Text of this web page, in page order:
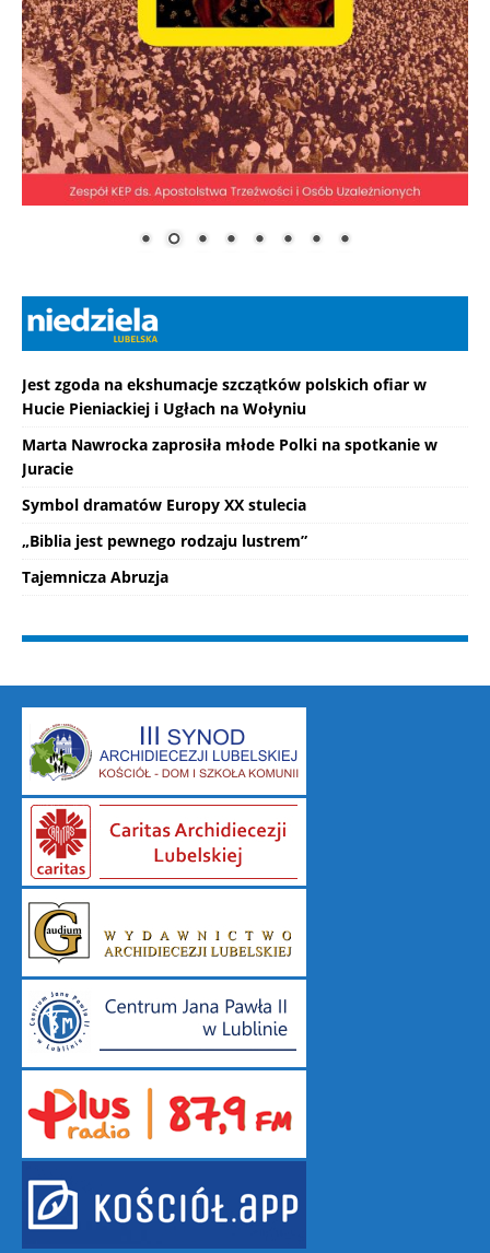
Jest zgoda na ekshumacje szczątków polskich ofiar w
Hucie Pieniackiej i Ugłach na Wołyniu
Marta Nawrocka zaprosiła młode Polki na spotkanie w
Juracie
Symbol dramatów Europy XX stulecia
„Biblia jest pewnego rodzaju lustrem”
Tajemnicza Abruzja